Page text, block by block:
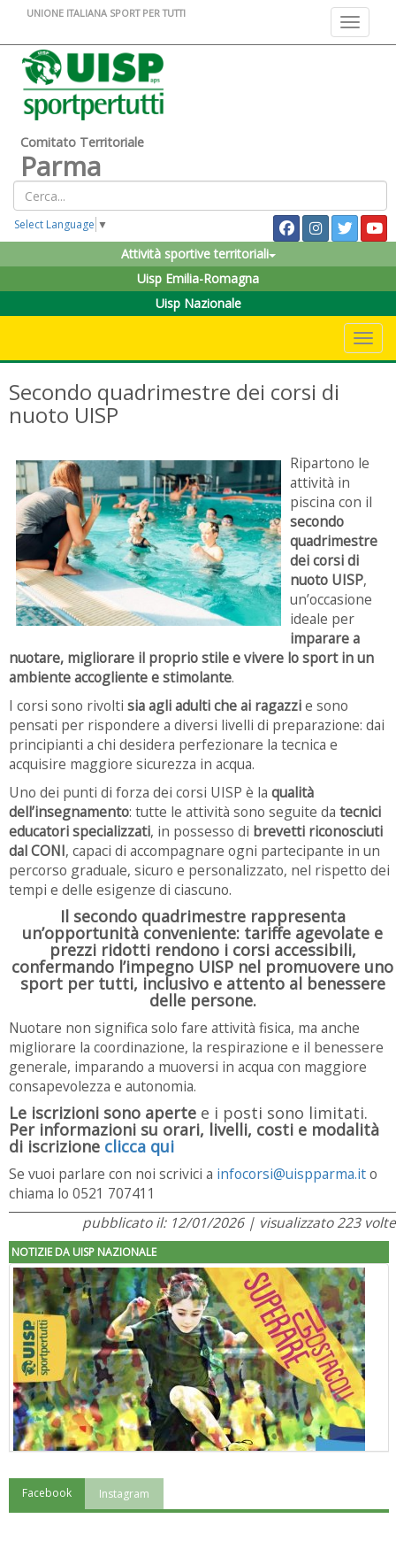
Toggle
UNIONE ITALIANA SPORT PER TUTTI
Comitato Territoriale
Parma
Select Language ▼
Attività sportive territoriali
Uisp Emilia-Romagna
Uisp Nazionale
Secondo quadrimestre dei corsi di
nuoto UISP
Ripartono le
attività in
piscina con il
secondo
quadrimestre
dei corsi di
nuoto UISP,
un’occasione
ideale per
imparare a
nuotare, migliorare il proprio stile e vivere lo sport in un
ambiente accogliente e stimolante.
I corsi sono rivolti sia agli adulti che ai ragazzie sono
pensati per rispondere a diversi livelli di preparazione: dai
principianti a chi desidera perfezionare la tecnica e
acquisire maggiore sicurezza in acqua.
Uno dei punti di forza dei corsi UISP è la qualità
dell’insegnamento: tutte le attività sono seguite da tecnici
educatori specializzati, in possesso di brevetti riconosciuti
dal CONI, capaci di accompagnare ogni partecipante in un
percorso graduale, sicuro e personalizzato, nel rispetto dei
tempi e delle esigenze di ciascuno.
Il secondo quadrimestre rappresenta
un’opportunità conveniente: tariffe agevolate e
prezzi ridotti rendono i corsi accessibili,
confermando l’impegno UISP nel promuovere uno
sport per tutti, inclusivo e attento al benessere
delle persone.
Nuotare non significa solo fare attività fisica, ma anche
migliorare la coordinazione, la respirazione e il benessere
generale, imparando a muoversi in acqua con maggiore
consapevolezza e autonomia.
Le iscrizioni sono aperte e i posti sono limitati.
Per informazioni su orari, livelli, costi e modalità
di iscrizione clicca qui
Se vuoi parlare con noi scrivici a infocorsi@uispparma.ito
chiama lo 0521 707411
pubblicato il: 12/01/2026 | visualizzato 223 volte
NOTIZIE DA UISP NAZIONALE
"Superare gli ostacoli": la relazione di Tiziano Pesce al CN Uisp
Facebook Instagram